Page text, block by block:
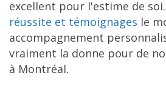
excellent pour l'estime de
réussite et témoignages le
accompagnement
vraiment la donne pour de
à Montréal.